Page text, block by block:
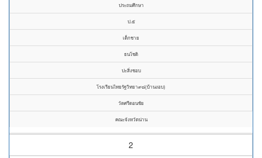
ประถมศึกษา
ป.๕
เด็กชาย
ธนโชติ
ปะสิ่งชอบ
โรงเรียนไทยรัฐวิทยา๙๘(บ้านงอบ)
วัดศรีดอนชัย
คณะจังหวัดน่าน
2